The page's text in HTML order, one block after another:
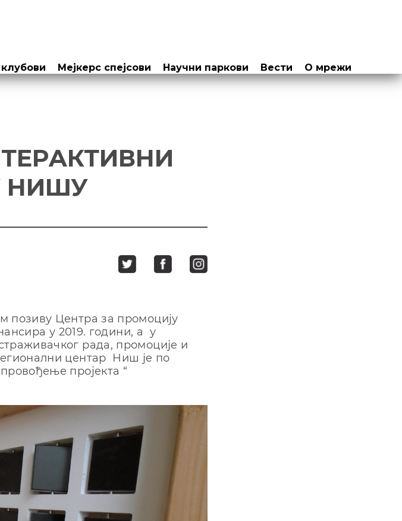
Мејкерс спејсови Научни паркови Вести О мрежи
НИШУ
пoзиву Цeнтрa зa прoмoциjу
у 2019. гoдини, a у
рaдa, прoмoциje и
цeнтaр Ниш je пo
прojeктa “